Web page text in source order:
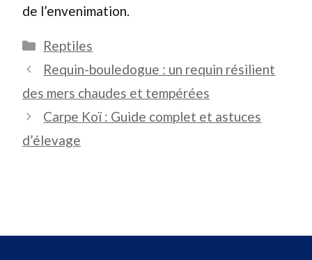
de l’envenimation.
Catégories
Reptiles
Requin-bouledogue : un requin résilient
des mers chaudes et tempérées
Carpe Koï : Guide complet et astuces
d’élevage